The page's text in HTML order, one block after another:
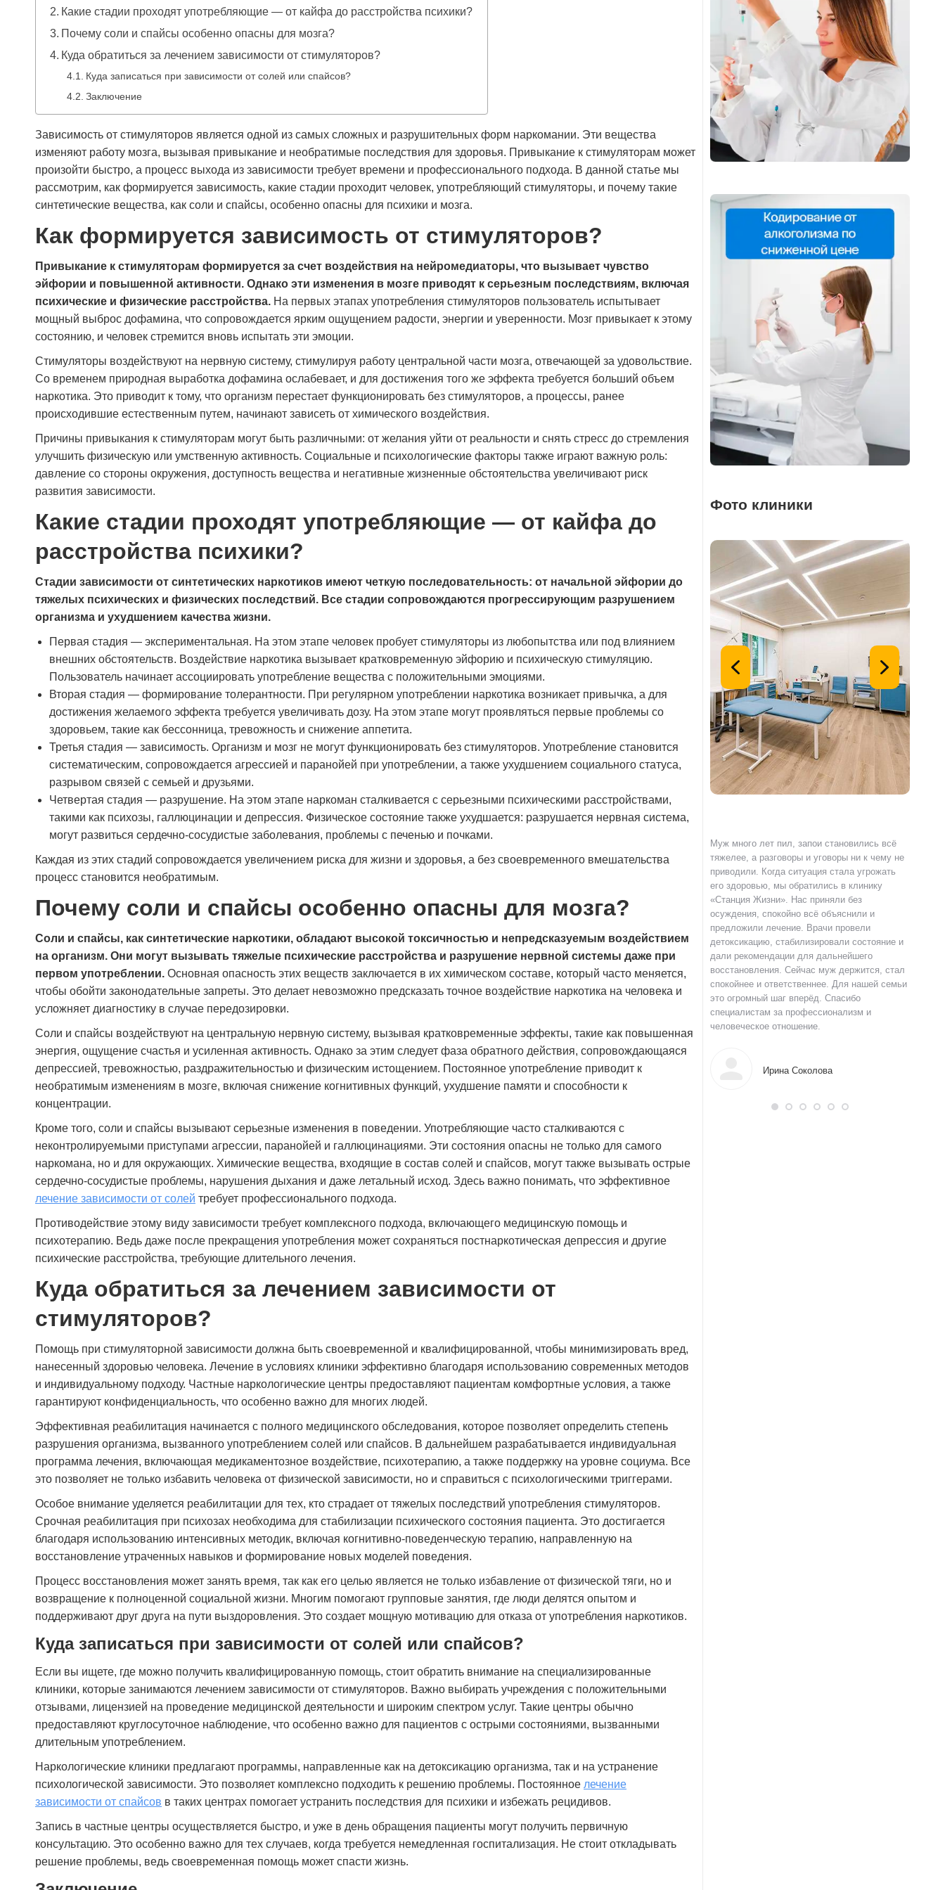
Какие стадии проходят употребляющие — от кайфа до расстройства психики?
Почему соли и спайсы особенно опасны для мозга?
Куда обратиться за лечением зависимости от стимуляторов?
Куда записаться при зависимости от солей или спайсов?
Заключение
Зависимость от стимуляторов является одной из самых сложных и разрушительных форм наркомании. Эти вещества
изменяют работу мозга, вызывая привыкание и необратимые последствия для здоровья. Привыкание к стимуляторам может
произойти быстро, а процесс выхода из зависимости требует времени и профессионального подхода. В данной статье мы
рассмотрим, как формируется зависимость, какие стадии проходит человек, употребляющий стимуляторы, и почему такие
синтетические вещества, как соли и спайсы, особенно опасны для психики и мозга.
Как формируется зависимость от стимуляторов?
Привыкание к стимуляторам формируется за счет воздействия на нейромедиаторы, что вызывает чувство
эйфории и повышенной активности. Однако эти изменения в мозге приводят к серьезным последствиям, включая
психические и физические расстройства. На первых этапах употребления стимуляторов пользователь испытывает
мощный выброс дофамина, что сопровождается ярким ощущением радости, энергии и уверенности. Мозг привыкает к этому
состоянию, и человек стремится вновь испытать эти эмоции.
Стимуляторы воздействуют на нервную систему, стимулируя работу центральной части мозга, отвечающей за удовольствие.
Со временем природная выработка дофамина ослабевает, и для достижения того же эффекта требуется больший объем
наркотика. Это приводит к тому, что организм перестает функционировать без стимуляторов, а процессы, ранее
происходившие естественным путем, начинают зависеть от химического воздействия.
Причины привыкания к стимуляторам могут быть различными: от желания уйти от реальности и снять стресс до стремления
улучшить физическую или умственную активность. Социальные и психологические факторы также играют важную роль:
давление со стороны окружения, доступность вещества и негативные жизненные обстоятельства увеличивают риск
развития зависимости.
Какие стадии проходят употребляющие — от кайфа до
расстройства психики?
Стадии зависимости от синтетических наркотиков имеют четкую последовательность: от начальной эйфории до
тяжелых психических и физических последствий. Все стадии сопровождаются прогрессирующим разрушением
организма и ухудшением качества жизни.
Первая стадия — экспериментальная. На этом этапе человек пробует стимуляторы из любопытства или под влиянием
внешних обстоятельств. Воздействие наркотика вызывает кратковременную эйфорию и психическую стимуляцию.
Пользователь начинает ассоциировать употребление вещества с положительными эмоциями.
Вторая стадия — формирование толерантности. При регулярном употреблении наркотика возникает привычка, а для
достижения желаемого эффекта требуется увеличивать дозу. На этом этапе могут проявляться первые проблемы со
здоровьем, такие как бессонница, тревожность и снижение аппетита.
Третья стадия — зависимость. Организм и мозг не могут функционировать без стимуляторов. Употребление становится
систематическим, сопровождается агрессией и паранойей при употреблении, а также ухудшением социального статуса,
разрывом связей с семьей и друзьями.
Четвертая стадия — разрушение. На этом этапе наркоман сталкивается с серьезными психическими расстройствами,
такими как психозы, галлюцинации и депрессия. Физическое состояние также ухудшается: разрушается нервная система,
могут развиться сердечно-сосудистые заболевания, проблемы с печенью и почками.
Каждая из этих стадий сопровождается увеличением риска для жизни и здоровья, а без своевременного вмешательства
процесс становится необратимым.
Почему соли и спайсы особенно опасны для мозга?
Соли и спайсы, как синтетические наркотики, обладают высокой токсичностью и непредсказуемым воздействием
на организм. Они могут вызывать тяжелые психические расстройства и разрушение нервной системы даже при
первом употреблении. Основная опасность этих веществ заключается в их химическом составе, который часто меняется,
чтобы обойти законодательные запреты. Это делает невозможно предсказать точное воздействие наркотика на человека и
усложняет диагностику в случае передозировки.
Соли и спайсы воздействуют на центральную нервную систему, вызывая кратковременные эффекты, такие как повышенная
энергия, ощущение счастья и усиленная активность. Однако за этим следует фаза обратного действия, сопровождающаяся
депрессией, тревожностью, раздражительностью и физическим истощением. Постоянное употребление приводит к
необратимым изменениям в мозге, включая снижение когнитивных функций, ухудшение памяти и способности к
концентрации.
Кроме того, соли и спайсы вызывают серьезные изменения в поведении. Употребляющие часто сталкиваются с
неконтролируемыми приступами агрессии, паранойей и галлюцинациями. Эти состояния опасны не только для самого
наркомана, но и для окружающих. Химические вещества, входящие в состав солей и спайсов, могут также вызывать острые
сердечно-сосудистые проблемы, нарушения дыхания и даже летальный исход. Здесь важно понимать, что эффективное
лечение зависимости от солей требует профессионального подхода.
Противодействие этому виду зависимости требует комплексного подхода, включающего медицинскую помощь и
психотерапию. Ведь даже после прекращения употребления может сохраняться постнаркотическая депрессия и другие
психические расстройства, требующие длительного лечения.
Куда обратиться за лечением зависимости от
стимуляторов?
Помощь при стимуляторной зависимости должна быть своевременной и квалифицированной, чтобы минимизировать вред,
нанесенный здоровью человека. Лечение в условиях клиники эффективно благодаря использованию современных методов
и индивидуальному подходу. Частные наркологические центры предоставляют пациентам комфортные условия, а также
гарантируют конфиденциальность, что особенно важно для многих людей.
Эффективная реабилитация начинается с полного медицинского обследования, которое позволяет определить степень
разрушения организма, вызванного употреблением солей или спайсов. В дальнейшем разрабатывается индивидуальная
программа лечения, включающая медикаментозное воздействие, психотерапию, а также поддержку на уровне социума. Все
это позволяет не только избавить человека от физической зависимости, но и справиться с психологическими триггерами.
Особое внимание уделяется реабилитации для тех, кто страдает от тяжелых последствий употребления стимуляторов.
Срочная реабилитация при психозах необходима для стабилизации психического состояния пациента. Это достигается
благодаря использованию интенсивных методик, включая когнитивно-поведенческую терапию, направленную на
восстановление утраченных навыков и формирование новых моделей поведения.
Процесс восстановления может занять время, так как его целью является не только избавление от физической тяги, но и
возвращение к полноценной социальной жизни. Многим помогают групповые занятия, где люди делятся опытом и
поддерживают друг друга на пути выздоровления. Это создает мощную мотивацию для отказа от употребления наркотиков.
Куда записаться при зависимости от солей или спайсов?
Если вы ищете, где можно получить квалифицированную помощь, стоит обратить внимание на специализированные
клиники, которые занимаются лечением зависимости от стимуляторов. Важно выбирать учреждения с положительными
отзывами, лицензией на проведение медицинской деятельности и широким спектром услуг. Такие центры обычно
предоставляют круглосуточное наблюдение, что особенно важно для пациентов с острыми состояниями, вызванными
длительным употреблением.
Наркологические клиники предлагают программы, направленные как на детоксикацию организма, так и на устранение
психологической зависимости. Это позволяет комплексно подходить к решению проблемы. Постоянное лечение
зависимости от спайсов в таких центрах помогает устранить последствия для психики и избежать рецидивов.
Запись в частные центры осуществляется быстро, и уже в день обращения пациенты могут получить первичную
консультацию. Это особенно важно для тех случаев, когда требуется немедленная госпитализация. Не стоит откладывать
решение проблемы, ведь своевременная помощь может спасти жизнь.
Фото клиники
Проходил лечение в наркологической клинике
«Станция Жизни» после длительного запоя.
Состояние было тяжёлое, сам бы не
справился. Врачи действовали быстро и
профессионально, поставили капельницы,
стабилизировали давление, помогли прийти в
грубости и формальностей. После выхода из
острого состояния мне предложили
дальнейшее лечение. Сейчас понимаю, что
это было правильное решение — обратиться
именно сюда.
Сергей Кузнецов
Моя зависимость от успокоительных
препаратов развивалась незаметно, пока я не
это тоже серьёзная проблема, и предложили
лечение. Очень понравился деликатный
работали врач и психолог, помогли
восстановить сон и эмоциональное
состояние. Сейчас я чувствую себя гораздо
за помощь и поддержку.
Марина Орлова
пока не понял, что теряю семью и работу.
детоксикацию и предложили реабилитацию.
Было непросто, но поддержка специалистов
нотаций, а реально помогают разобраться в
себе. Сейчас я в ремиссии и строю планы на
будущее. Спасибо врачам за терпение и веру.
Муж много лет пил, запои становились всё
тяжелее, а разговоры и уговоры ни к чему не
приводили. Когда ситуация стала угрожать
его здоровью, мы обратились в клинику
«Станция Жизни». Нас приняли без
осуждения, спокойно всё объяснили и
предложили лечение. Врачи провели
детоксикацию, стабилизировали состояние и
дали рекомендации для дальнейшего
восстановления. Сейчас муж держится, стал
спокойнее и ответственнее. Для нашей семьи
это огромный шаг вперёд. Спасибо
специалистам за профессионализм и
человеческое отношение.
Ирина Соколова